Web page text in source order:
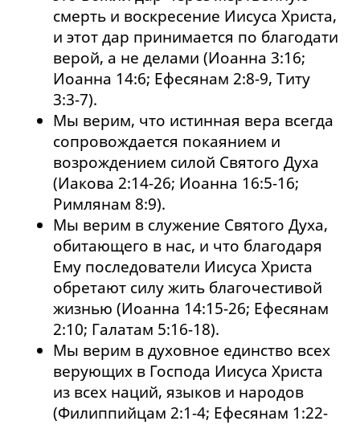
смерть и воскресение Иисуса Христа,
и этот дар принимается по благодати
верой, а не делами (Иоанна 3:16;
Иоанна 14:6; Ефесянам 2:8-9, Титу
3:3-7).
Мы верим, что истинная вера всегда
сопровождается покаянием и
возрождением силой Святого Духа
(Иакова 2:14-26; Иоанна 16:5-16;
Римлянам 8:9).
Мы верим в служение Святого Духа,
обитающего в нас, и что благодаря
Ему последователи Иисуса Христа
обретают силу жить благочестивой
жизнью (Иоанна 14:15-26; Ефесянам
2:10; Галатам 5:16-18).
Мы верим в духовное единство всех
верующих в Господа Иисуса Христа
из всех наций, языков и народов
(Филиппийцам 2:1-4; Ефесянам 1:22-